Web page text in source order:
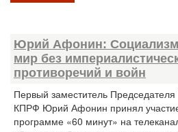
Юрий Афонин: Социализм
мир без
противоречий и войн
Первый заместитель
КПРФ Юрий Афонин принял
программе «60 минут» на